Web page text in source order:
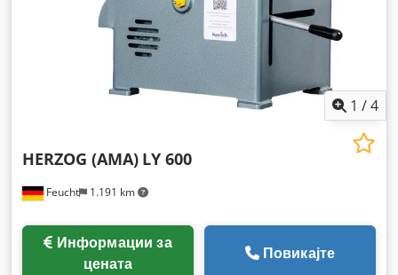
1 /4
Feucht 1.191 km
HERZOG (AMA) LY 600
цената
Повикајте